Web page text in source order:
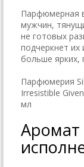
Парфюмерная
мужчин,
не готовых
подчеркнет их
больше ярких,
Парфюмерия
Irresistible
мл
Аромат